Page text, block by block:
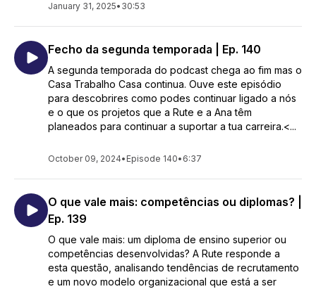
January 31, 2025• 30:53
Fecho da segunda temporada | Ep. 140
A segunda temporada do podcast chega ao fim mas o
Casa Trabalho Casa continua. Ouve este episódio
para descobrires como podes continuar ligado a nós
e o que os projetos que a Rute e a Ana têm
planeados para continuar a suportar a tua carreira.<...
October 09, 2024• Episode 140• 6:37
O que vale mais: competências ou diplomas? |
Ep. 139
O que vale mais: um diploma de ensino superior ou
competências desenvolvidas? A Rute responde a
esta questão, analisando tendências de recrutamento
e um novo modelo organizacional que está a ser